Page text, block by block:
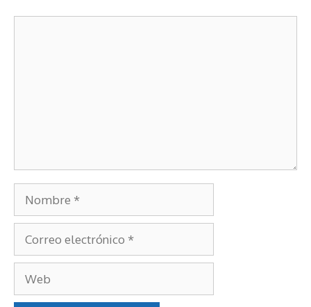
Nombre
Correo
electrónico
Web